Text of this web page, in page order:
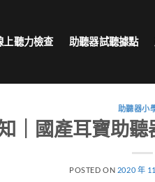
上聽力檢查 助聽器試聽據點
助聽器小
｜國產耳寶助
POSTED ON 2020 年